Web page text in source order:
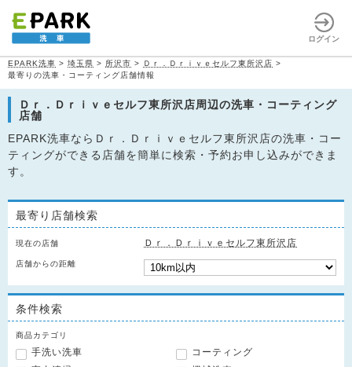
ログイン
EPARK洗車 > 埼玉県 > 所沢市 > Ｄｒ．Ｄｒｉｖｅセルフ東所沢店 >
最寄りの洗車・コーティング店舗情報
Ｄｒ．Ｄｒｉｖｅセルフ東所沢店周辺の洗車・コーティング
店舗
EPARK洗車ならＤｒ．Ｄｒｉｖｅセルフ東所沢店の洗車・コー
ティングができる店舗を簡単に検索・予約お申し込みができま
す。
最寄り店舗検索
現在の店舗 Ｄｒ．Ｄｒｉｖｅセルフ東所沢店
店舗からの距離
条件検索
商品カテゴリ
手洗い洗車
コーティング